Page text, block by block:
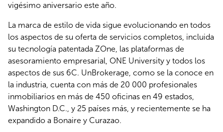
vigésimo aniversario este año.
La marca de estilo de vida sigue evolucionando en todos
los aspectos de su oferta de servicios completos, incluida
su tecnología patentada ZOne, las plataformas de
asesoramiento empresarial, ONE University y todos los
aspectos de sus 6C. UnBrokerage, como se la conoce en
la industria, cuenta con más de 20 000 profesionales
inmobiliarios en más de 450 oficinas en 49 estados,
Washington D.C., y 25 países más, y recientemente se ha
expandido a Bonaire y Curazao.